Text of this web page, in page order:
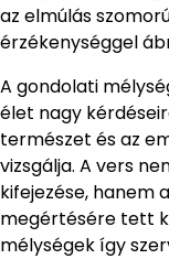
az elmúlás
érzékenységgel
A gondolati
élet nagy
természet és az
vizsgálja. A vers
kifejezése, hanem
megértésére tett
mélységek így